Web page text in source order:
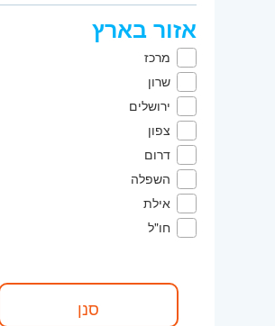
אזור בארץ
מרכז
שרון
ירושלים
צפון
דרום
השפלה
אילת
חו"ל